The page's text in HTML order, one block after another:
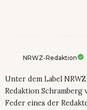
NRWZ-Redaktion
Unter dem Label
Redaktion
Feder eines der